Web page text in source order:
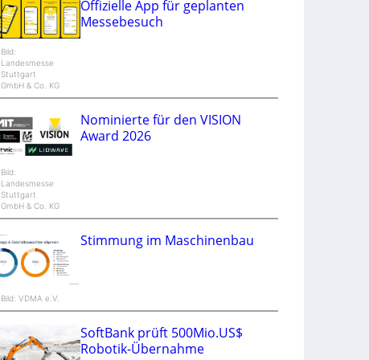
n
d
p
r
Bild:
Landesmesse
Stuttgart
GmbH & Co. KG
Offizielle App für geplanten
Messebesuch
Bild:
Landesmesse
Stuttgart
GmbH & Co. KG
Nominierte für den VISION
Award 2026
Bild: VDMA e.V.
Stimmung im Maschinenbau
SoftBank prüft 500Mio.US$
Robotik-Übernahme